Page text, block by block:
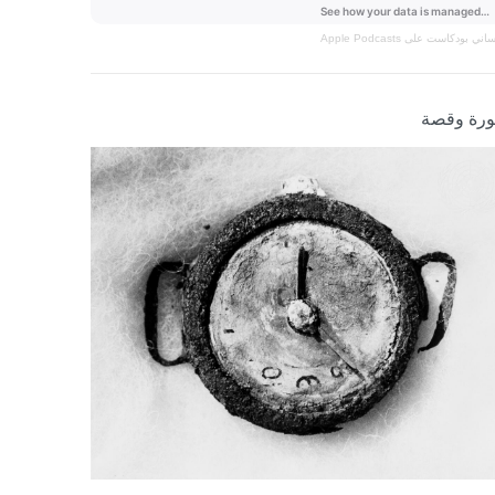
بودكاست على Apple Podcasts
وقصة